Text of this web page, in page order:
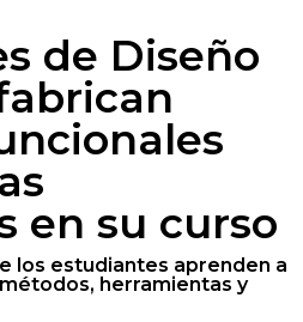
de Diseño
en su curso
los estudiantes aprenden a
herramientas y